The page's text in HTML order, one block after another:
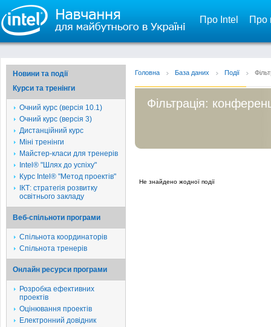
Про Intel Про
Новини та події
Курси та тренінги
Очний курс (версія 10.1)
Очний курс (версія 3)
Дистанційний курс
Міні тренінги
Майстер-класи для тренерів
Intel® "Шлях до успіху"
Курс Intel® "Метод проектів"
ІКТ: стратегія розвитку
освітнього закладу
Веб-спільноти програми
Спільнота координаторів
Спільнота тренерів
Онлайн ресурси програми
Розробка ефективних
проектів
Оцінювання проектів
Електронний довідник
Головна База даних Події
Фільтрація:
Не знайдено жодної події